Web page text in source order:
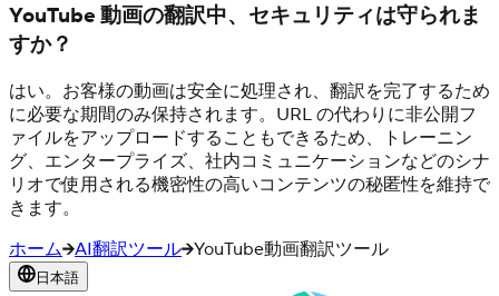
YouTube 動画の翻訳中、セキュリティは守られま
すか？
はい。お客様の動画は安全に処理され、翻訳を完了するため
に必要な期間のみ保持されます。URL の代わりに非公開フ
ァイルをアップロードすることもできるため、トレーニン
グ、エンタープライズ、社内コミュニケーションなどのシナ
リオで使用される機密性の高いコンテンツの秘匿性を維持で
きます。
ホーム AI翻訳ツール YouTube動画翻訳ツール
日本語